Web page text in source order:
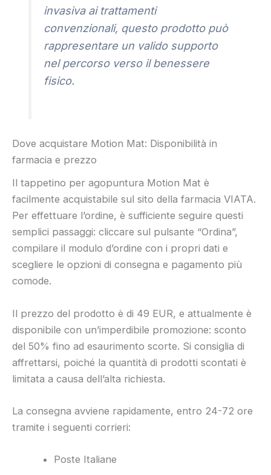
invasiva ai trattamenti
convenzionali, questo prodotto può
rappresentare un valido supporto
nel percorso verso il benessere
fisico.
Dove acquistare Motion Mat: Disponibilità in
farmacia e prezzo
Il tappetino per agopuntura Motion Mat è
facilmente acquistabile sul sito della farmacia VIATA.
Per effettuare l’ordine, è sufficiente seguire questi
semplici passaggi: cliccare sul pulsante “Ordina”,
compilare il modulo d’ordine con i propri dati e
scegliere le opzioni di consegna e pagamento più
comode.
Il prezzo del prodotto è di 49 EUR, e attualmente è
disponibile con un’imperdibile promozione: sconto
del 50% fino ad esaurimento scorte. Si consiglia di
affrettarsi, poiché la quantità di prodotti scontati è
limitata a causa dell’alta richiesta.
La consegna avviene rapidamente, entro 24-72 ore
tramite i seguenti corrieri:
Poste Italiane